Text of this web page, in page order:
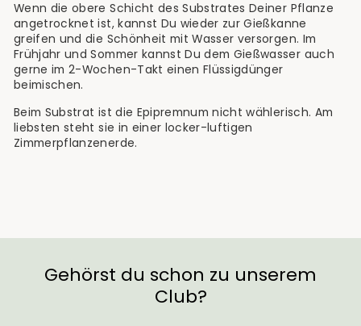
Wenn die obere Schicht des Substrates Deiner Pflanze
angetrocknet ist, kannst Du wieder zur Gießkanne
greifen und die Schönheit mit Wasser versorgen. Im
Frühjahr und Sommer kannst Du dem Gießwasser auch
gerne im 2-Wochen-Takt einen Flüssigdünger
beimischen.
Beim Substrat ist die Epipremnum nicht wählerisch. Am
liebsten steht sie in einer locker-luftigen
Zimmerpflanzenerde.
Gehörst du schon zu unserem
Club?